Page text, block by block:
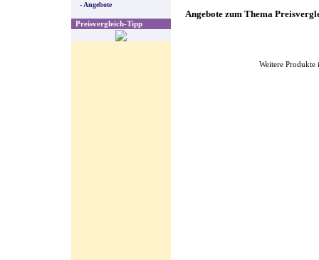
- Angebote
Preisvergleich-Tipp
Angebote zum Thema
Weitere Produkte